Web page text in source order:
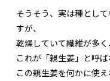
そうそう、実は種とし
すが、
乾燥していて繊維が多く
これが「親生姜」と呼ば
この親生姜を何かに使